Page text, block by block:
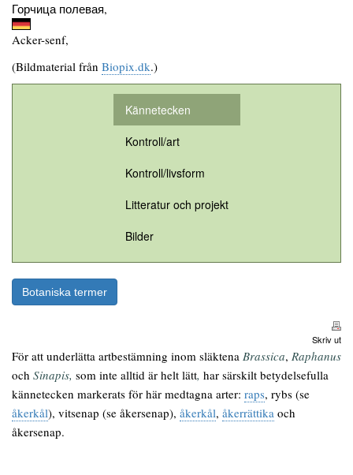
Горчица полевая,
Acker-senf,
(Bildmaterial från Biopix.dk.)
Kännetecken
Kontroll/art
Kontroll/livsform
Litteratur och projekt
Bilder
Botaniska termer
Skriv ut
För att underlätta artbestämning inom släktena Brassica, Raphanus
och Sinapis, som inte alltid är helt lätt, har särskilt betydelsefulla
kännetecken markerats för här medtagna arter: raps, rybs (se
åkerkål), vitsenap (se åkersenap), åkerkål, åkerrättika och
åkersenap.